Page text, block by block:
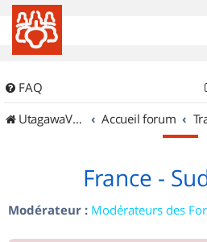
FAQ
UtagawaVTT (Randos VTT et VTTAE avec traces GPS)
Accueil forum
France -
Modérateur : Modérateurs des